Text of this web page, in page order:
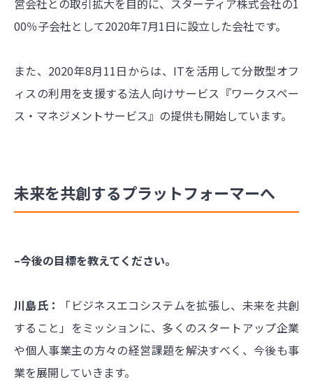
営会社との取引拡大を目的に、スターティア株式会社の1
00％子会社として2020年7月1日に設立した会社です。
また、2020年8月11日からは、ITを活用して分散型オフ
ィスの利用を支援する法人向けサービス『ワークスペー
ス・マネジメントサービス』の提供も開始しています。
未来を共創するプラットフォーマーへ
–今後の目標を教えてください。
川島氏：
「ビジネスエコシステムを拡張し、未来を共創
すること」をミッションに、多くのスタートアップ企業
や個人事業主の方々の経営課題を解決すべく、今後も事
業を展開していきます。